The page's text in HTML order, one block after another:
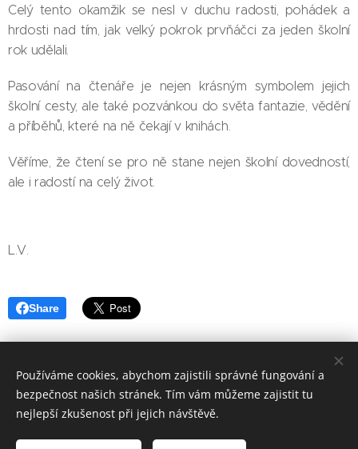
Celý tento okamžik se nesl v duchu radosti, pohádek a
hrdosti nad tím, jak velký pokrok prvňáčci za jeden školní
rok udělali.
Pasování na čtenáře je nejen krásným symbolem jejich
školní cesty, ale také pozvánkou do světa fantazie, vědění
a příběhů, které na ně čekají v knihách.
Věříme, že čtení se pro ně stane nejen školní dovedností,
ale i radostí na celý život.
L.V.
Share
Základní škola, Jičín, Poděbradova 18
Všechna práva vyhrazena.
Používáme cookies, abychom zajistili správné fungování a
bezpečnost našich stránek. Tím vám můžeme zajistit tu
nejlepší zkušenost při jejich návštěvě.